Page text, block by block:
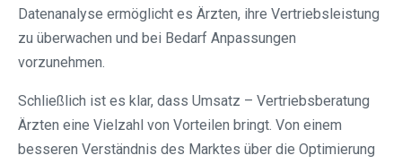
Datenanalyse ermöglicht es Ärzten, ihre Vertriebsleistung
zu überwachen und bei Bedarf Anpassungen
vorzunehmen.
Schließlich ist es klar, dass Umsatz – Vertriebsberatung
Ärzten eine Vielzahl von Vorteilen bringt. Von einem
besseren Verständnis des Marktes über die Optimierung